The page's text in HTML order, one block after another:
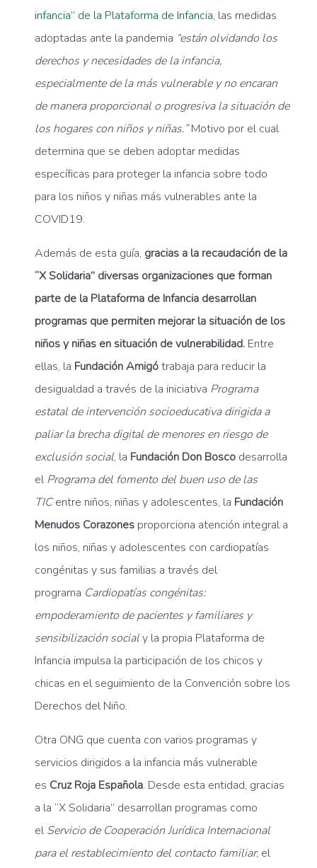
infancia” de la Plataforma de Infancia, las medidas
adoptadas ante la pandemia “están olvidando los
derechos y necesidades de la infancia,
especialmente de la más vulnerable y no encaran
de manera proporcional o progresiva la situación de
los hogares con niños y niñas.”Motivo por el cual
determina que se deben adoptar medidas
específicas para proteger la infancia sobre todo
para los niños y niñas más vulnerables ante la
COVID19.
Además de esta guía, gracias a la recaudación de la
“X Solidaria” diversas organizaciones que forman
parte de la Plataforma de Infancia desarrollan
programas que permiten mejorar la situación de los
niños y niñas en situación de vulnerabilidad. Entre
ellas, la Fundación Amigótrabaja para reducir la
desigualdad a través de la iniciativa Programa
estatal de intervención socioeducativa dirigida a
paliar la brecha digital de menores en riesgo de
exclusión social, la Fundación Don Bosco desarrolla
el Programa del fomento del buen uso de las
TICentre niños, niñas y adolescentes, la Fundación
Menudos Corazones proporciona atención integral a
los niños, niñas y adolescentes con cardiopatías
congénitas y sus familias a través del
programa Cardiopatías congénitas:
empoderamiento de pacientes y familiares y
sensibilización socialy la propia Plataforma de
Infancia impulsa la participación de los chicos y
chicas en el seguimiento de la Convención sobre los
Derechos del Niño.
Otra ONG que cuenta con varios programas y
servicios dirigidos a la infancia más vulnerable
es Cruz Roja Española. Desde esta entidad, gracias
a la “X Solidaria” desarrollan programas como
el Servicio de Cooperación Jurídica Internacional
para el restablecimiento del contacto familiar; el